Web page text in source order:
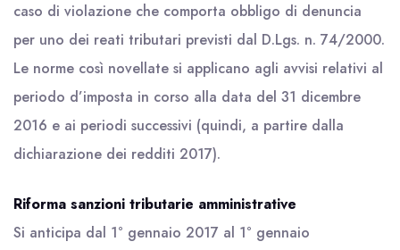
caso di violazione che comporta obbligo di denuncia
per uno dei reati tributari previsti dal D.Lgs. n. 74/2000.
Le norme così novellate si applicano agli avvisi relativi al
periodo d’imposta in corso alla data del 31 dicembre
2016 e ai periodi successivi (quindi, a partire dalla
dichiarazione dei redditi 2017).
Riforma sanzioni tributarie amministrative
Si anticipa dal 1° gennaio 2017 al 1° gennaio